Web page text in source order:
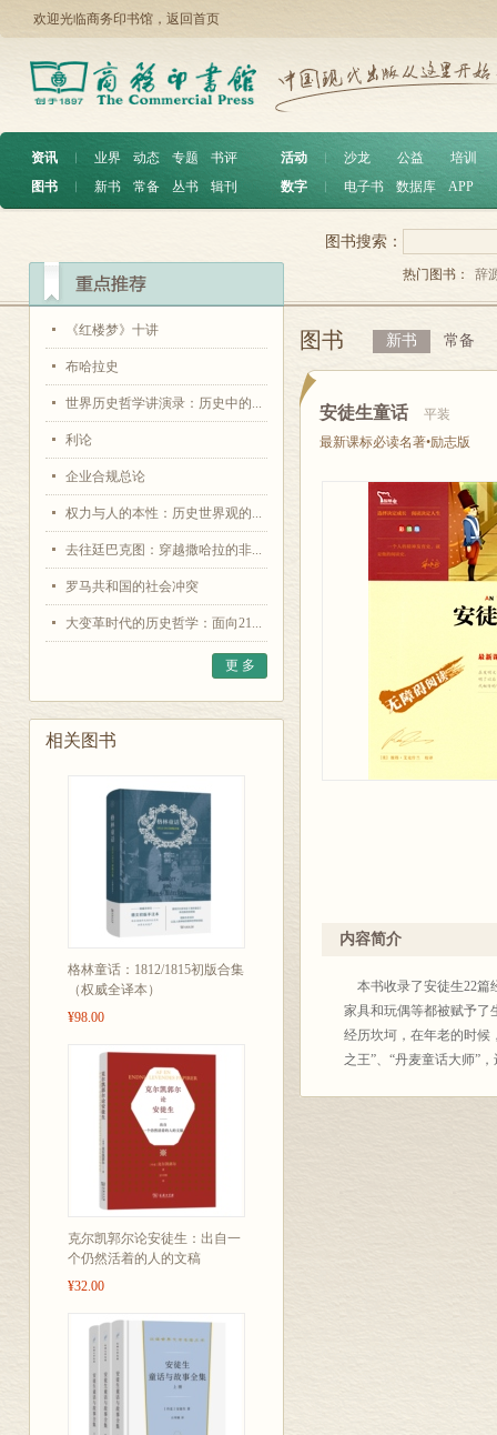
欢迎光临商务印书馆， 返回首页
资讯 ︱ 业界 动态 专题
书评
图书
︱ 新书 常备 丛书 辑刊
活动 沙龙 公益
培训
数字
电子书 数据库 APP
《红楼梦》十讲
布哈拉史
世界历史哲学讲演录：历史中的...
利论
企业合规总论
权力与人的本性：历史世界观的...
去往廷巴克图：穿越撒哈拉的非...
罗马共和国的社会冲突
大变革时代的历史哲学：面向21...
更 多
相关图书
格林童话：1812/1815初版合集
（权威全译本）
¥98.00
克尔凯郭尔论安徒生：出自一
个仍然活着的人的文稿
¥32.00
图书搜索：
热门图书： 辞
图书 新书 常备
安徒生童话
平装
最新课标必读名著•励志版
内容简介
本书收录了安徒生22篇
家具和玩偶等都被赋予了
经历坎坷，在年老的时候
之王”、“丹麦童话大师”